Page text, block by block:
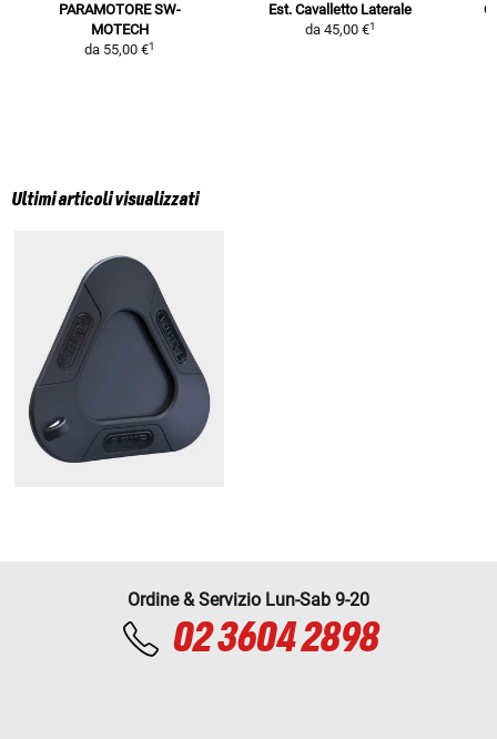
PARAMOTORE SW-
MOTECH
da 55,00 €1
Est. Cavalletto Laterale
da 45,00 €1
Ultimi articoli visualizzati
Ordine & Servizio Lun-Sab 9-20
02 3604 2898